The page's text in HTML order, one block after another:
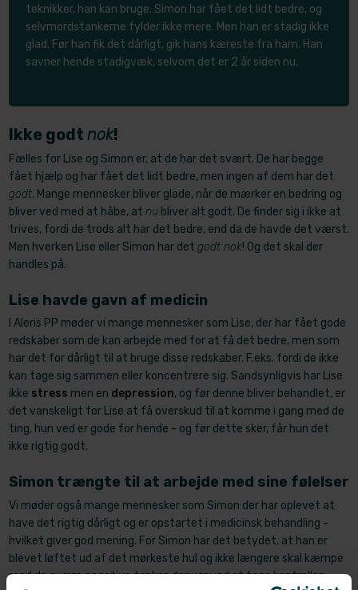
teknikker, han kan bruge. Simon har fået det lidt bedre, og
selvmordstankerne fylder ikke mere. Men han er stadig ikke
glad. Før han fik det dårligt, gik hans kæreste fra ham. Han
savner hende stadigvæk, selvom det er 2 år siden nu.
Ikke godt nok!
Fælles for Lise og Simon er, at de har det svært. De har begge
fået hjælp og har fået det lidt bedre, men ingen af dem har det
godt. Mange mennesker bliver glade, når de mærker en bedring og
bliver ved med at håbe, at nubliver alt godt. De finder sig i ikke at
trives, fordi de trods alt har det bedre, end da de havde det værst.
Men hverken Lise eller Simon har det godt nok! Og det skal der
handles på.
Lise havde gavn af medicin
I Aleris PP møder vi mange mennesker som Lise, der har fået gode
redskaber som de kan arbejde med for at få det bedre, men som
har det for dårligt til at bruge disse redskaber. F.eks. fordi de ikke
kan tage sig sammen eller koncentrere sig. Sandsynligvis har Lise
ikke stress men en depression, og før denne bliver behandlet, er
det vanskeligt for Lise at få overskud til at komme i gang med de
ting, hun ved er gode for hende - og før dette sker, får hun det
ikke rigtig godt.
Simon trængte til at arbejde med sine følelser
Vi møder også mange mennesker som Simon der har oplevet at
have det rigtig dårligt og er opstartet i medicinsk behandling -
hvilket giver god mening. For Simon har det betydet, at han er
blevet løftet ud af det mørkeste hul og ikke længere skal kæmpe
med de svære negative tanker, der var ved at tage kontrollen